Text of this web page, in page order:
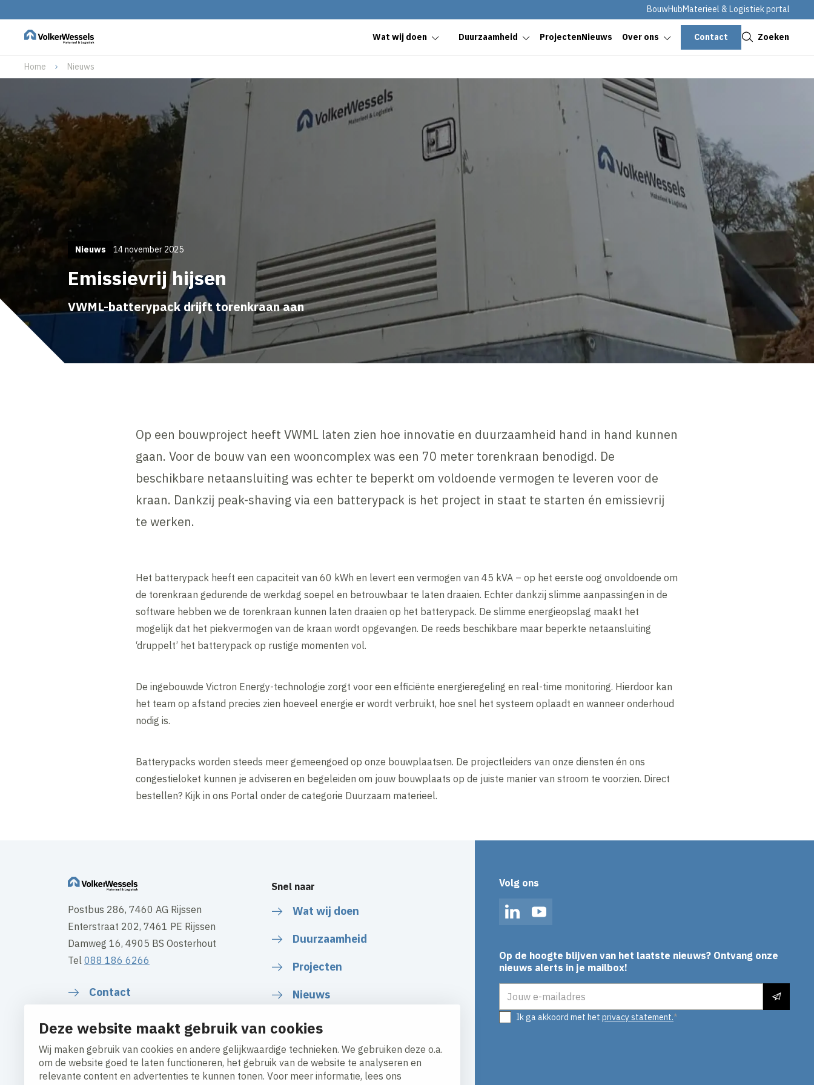
Deze website maakt gebruik van cookies
Wij maken gebruik van cookies en andere gelijkwaardige technieken. We gebruiken deze o.a.
om de website goed te laten functioneren, het gebruik van de website te analyseren en
relevante content en advertenties te kunnen tonen. Voor meer informatie, lees ons
BouwHubMaterieel & Logistiek portal
Wat wij doen Duurzaamheid ProjectenNieuws Over ons Contact Zoeken
Home Nieuws
Nieuws 14 november 2025
Emissievrij hijsen
VWML-batterypack drijft torenkraan aan
Op een bouwproject heeft VWML laten zien hoe innovatie en duurzaamheid hand in hand kunnen
gaan. Voor de bouw van een wooncomplex was een 70 meter torenkraan benodigd. De
beschikbare netaansluiting was echter te beperkt om voldoende vermogen te leveren voor de
kraan. Dankzij peak-shaving via een batterypack is het project in staat te starten én emissievrij
te werken.
Het batterypack heeft een capaciteit van 60 kWh en levert een vermogen van 45 kVA – op het eerste oog onvoldoende om
de torenkraan gedurende de werkdag soepel en betrouwbaar te laten draaien. Echter dankzij slimme aanpassingen in de
software hebben we de torenkraan kunnen laten draaien op het batterypack. De slimme energieopslag maakt het
mogelijk dat het piekvermogen van de kraan wordt opgevangen. De reeds beschikbare maar beperkte netaansluiting
‘druppelt’ het batterypack op rustige momenten vol.
De ingebouwde Victron Energy-technologie zorgt voor een efficiënte energieregeling en real-time monitoring. Hierdoor kan
het team op afstand precies zien hoeveel energie er wordt verbruikt, hoe snel het systeem oplaadt en wanneer onderhoud
nodig is.
Batterypacks worden steeds meer gemeengoed op onze bouwplaatsen. De projectleiders van onze diensten én ons
congestieloket kunnen je adviseren en begeleiden om jouw bouwplaats op de juiste manier van stroom te voorzien. Direct
bestellen? Kijk in ons Portal onder de categorie Duurzaam materieel.
Postbus 286, 7460 AG Rijssen
Enterstraat 202, 7461 PE Rijssen
Damweg 16, 4905 BS Oosterhout
Tel 088 186 6266
Contact
Snel naar
Wat wij doen
Duurzaamheid
Projecten
Nieuws
Over ons
Volg ons
LinkedInYouTube
Op de hoogte blijven van het laatste nieuws? Ontvang onze
nieuws alerts in je mailbox!
Ik ga akkoord met het privacy statement.
Sluiten